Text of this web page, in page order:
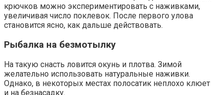
крючков можно экспериментировать с наживками,
увеличивая число поклевок. После первого улова
становится ясно, как дальше действовать.
Рыбалка на безмотылку
На такую снасть ловится окунь и плотва. Зимой
желательно использовать натуральные наживки.
Однако, в некоторых местах полосатик неплохо клюет
и на безнасадку.